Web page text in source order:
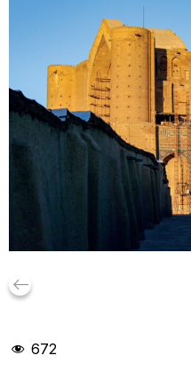
keyboard_backspace
672